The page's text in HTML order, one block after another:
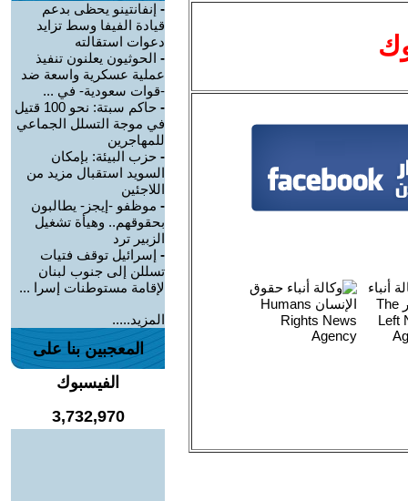
- إنفانتينو يحظى بدعم
قيادة الفيفا وسط تزايد
دعوات استقالته
- الحوثيون يعلنون تنفيذ
عملية عسكرية واسعة ضد
-قوات سعودية- في ...
-
حاكم سبتة: نحو 100 قتيل
في موجة التسلل الجماعي
للمهاجرين
- حزب البيئة: بإمكان
السويد استقبال مزيد من
اللاجئين
- موظفو -إيجز- يطالبون
بحقوقهم.. وهيأة تشغيل
الزبير ترد
- إسرائيل توقف فتيات
تسللن إلى جنوب لبنان
لإقامة مستوطنات إسرا ...
المزيد.....
المعجبين بنا على
الفيسبوك
3,732,970